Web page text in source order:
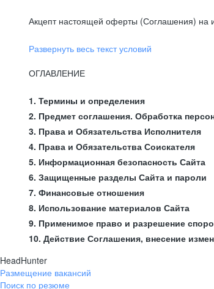
Акцепт настоящей оферты (Соглашения) на
Развернуть весь текст условий
ОГЛАВЛЕНИЕ
1. Термины и определения
2. Предмет соглашения. Обработка
3. Права и Обязательства Исполнителя
4. Права и Обязательства Соискателя
5. Информационная безопасность Сайта
6. Защищенные разделы Сайта и пароли
7. Финансовые отношения
8. Использование материалов Сайта
9. Применимое право и разрешение
10. Действие Соглашения, внесение
HeadHunter
Размещение вакансий
Поиск по резюме